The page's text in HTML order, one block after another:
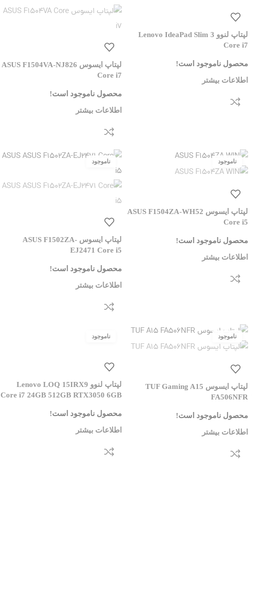
لپتاپ لنوو Lenovo IdeaPad Slim 3
Core i7
محصول ناموجود است!
اطلاعات بیشتر
لپتاپ ایسوس ASUS F1504VA-NJ826
Core i7
محصول ناموجود است!
اطلاعات بیشتر
لپتاپ ایسوس ASUS F1504ZA-WH52
Core i5
محصول ناموجود است!
اطلاعات بیشتر
لپتاپ ایسوس ASUS F1502ZA-
EJ2471 Core i5
محصول ناموجود است!
اطلاعات بیشتر
لپتاپ ایسوس TUF Gaming A15
FA506NFR
محصول ناموجود است!
اطلاعات بیشتر
لپتاپ لنوو Lenovo LOQ 15IRX9
Core i7 24GB 512GB RTX3050 6GB
محصول ناموجود است!
اطلاعات بیشتر